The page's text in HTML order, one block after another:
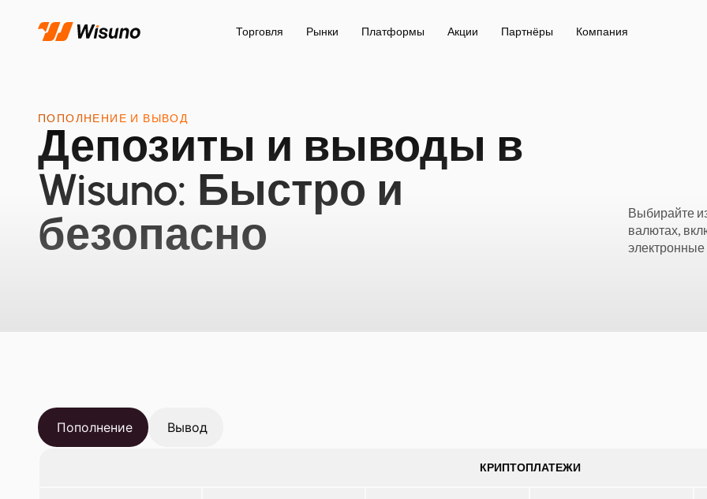
Торговля Рынки Платформы Акции Партнёры Компания
ПОПОЛНЕНИЕ И ВЫВОД
Депозиты и выводы в
Wisuno: Быстро и
безопасно
Выбирайте
валютах,
Пополнение Вывод
КРИПТОПЛАТЕЖИ